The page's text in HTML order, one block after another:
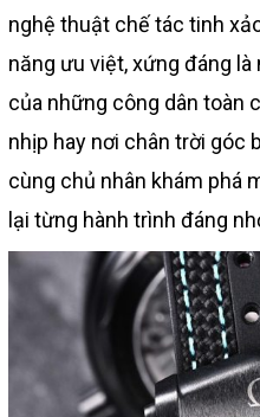
nghệ thuật chế tác tinh
năng ưu việt, xứng đáng
của những công dân toàn
nhịp hay nơi chân trời góc
cùng chủ nhân khám phá
lại từng hành trình đáng